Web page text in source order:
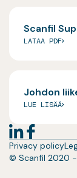
Scanfil
LATAA PDF
Johdon
LUE LISÄÄ
Privacy policy
© Scanfil 2020